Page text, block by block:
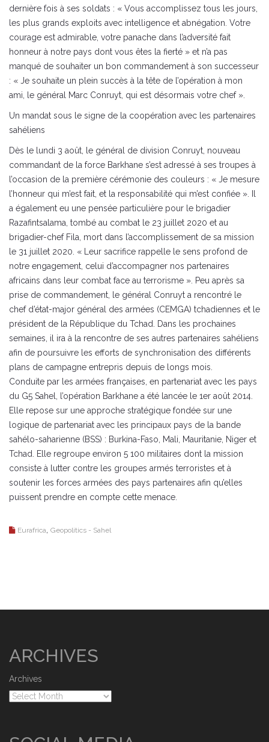
dernière fois à ses soldats : « Vous accomplissez tous les jours,
les plus grands exploits avec intelligence et abnégation. Votre
courage est admirable, votre panache dans l’adversité fait
honneur à notre pays dont vous êtes la fierté » et n’a pas
manqué de souhaiter un bon commandement à son successeur
: « Je souhaite un plein succès à la tête de l’opération à mon
ami, le général Marc Conruyt, qui est désormais votre chef ».
Un mandat sous le signe de la coopération avec les partenaires
sahéliens
Dès le lundi 3 août, le général de division Conruyt, nouveau
commandant de la force Barkhane s’est adressé à ses troupes à
l’occasion de la première cérémonie des couleurs : « Je mesure
l’honneur qui m’est fait, et la responsabilité qui m’est confiée ». Il
a également eu une pensée particulière pour le brigadier
Razafintsalama, tombé au combat le 23 juillet 2020 et au
brigadier-chef Fila, mort dans l’accomplissement de sa mission
le 31 juillet 2020. « Leur sacrifice rappelle le sens profond de
notre engagement, celui d’accompagner nos partenaires
africains dans leur combat face au terrorisme ». Peu après sa
prise de commandement, le général Conruyt a rencontré le
chef d’état-major général des armées (CEMGA) tchadiennes et le
président de la République du Tchad. Dans les prochaines
semaines, il ira à la rencontre de ses autres partenaires sahéliens
afin de poursuivre les efforts de synchronisation des différents
plans de campagne entrepris depuis de longs mois.
Conduite par les armées françaises, en partenariat avec les pays
du G5 Sahel, l’opération Barkhane a été lancée le 1er août 2014.
Elle repose sur une approche stratégique fondée sur une
logique de partenariat avec les principaux pays de la bande
sahélo-saharienne (BSS) : Burkina-Faso, Mali, Mauritanie, Niger et
Tchad. Elle regroupe environ 5 100 militaires dont la mission
consiste à lutter contre les groupes armés terroristes et à
soutenir les forces armées des pays partenaires afin qu’elles
puissent prendre en compte cette menace.
Eurafrica, Geopolitics - Sahel
ARCHIVES
Archives